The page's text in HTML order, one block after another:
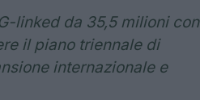
linked da 35,5 milioni con
il piano triennale di
internazionale e